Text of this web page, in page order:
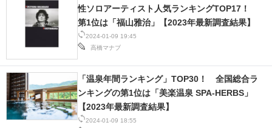
2024-01-09 19:45
高橋マナブ
性ソロアーティスト人気ランキングTOP17！
第1位は「福山雅治」【2023年最新調査結果】
2024-01-09 18:55
「温泉年間ランキング」TOP30！ 全国総合ラ
ンキングの第1位は「美楽温泉 SPA-HERBS」
【2023年最新調査結果】